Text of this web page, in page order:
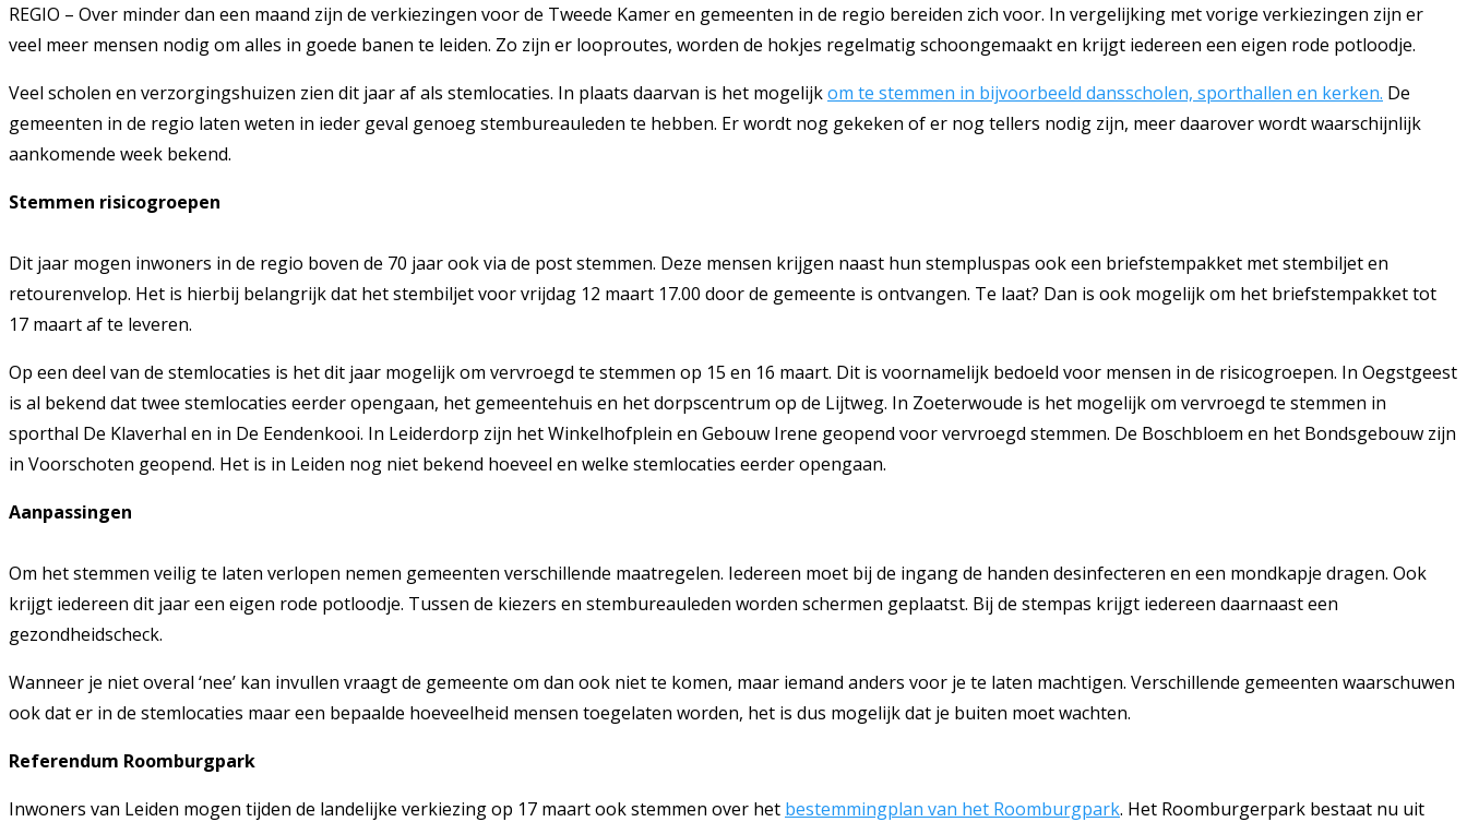
REGIO – Over minder dan een maand zijn de verkiezingen voor de Tweede Kamer en gemeenten in de regio bereiden zich voor. In vergelijking met vorige verkiezingen zijn er
veel meer mensen nodig om alles in goede banen te leiden. Zo zijn er looproutes, worden de hokjes regelmatig schoongemaakt en krijgt iedereen een eigen rode potloodje.
Veel scholen en verzorgingshuizen zien dit jaar af als stemlocaties. In plaats daarvan is het mogelijkom te stemmen in bijvoorbeeld dansscholen, sporthallen en kerken. De
gemeenten in de regio laten weten in ieder geval genoeg stembureauleden te hebben. Er wordt nog gekeken of er nog tellers nodig zijn, meer daarover wordt waarschijnlijk
aankomende week bekend.
Stemmen risicogroepen
Dit jaar mogen inwoners in de regio boven de 70 jaar ook via de post stemmen. Deze mensen krijgen naast hun stempluspas ook een briefstempakket met stembiljet en
retourenvelop. Het is hierbij belangrijk dat het stembiljet voor vrijdag 12 maart 17.00 door de gemeente is ontvangen. Te laat? Dan is ook mogelijk om het briefstempakket tot
17 maart af te leveren.
Op een deel van de stemlocaties is het dit jaar mogelijk om vervroegd te stemmen op 15 en 16 maart. Dit is voornamelijk bedoeld voor mensen in de risicogroepen. In Oegstgeest
is al bekend dat twee stemlocaties eerder opengaan, het gemeentehuis en het dorpscentrum op de Lijtweg. In Zoeterwoude is het mogelijk om vervroegd te stemmen in
sporthal De Klaverhal en in De Eendenkooi. In Leiderdorp zijn het Winkelhofplein en Gebouw Irene geopend voor vervroegd stemmen. De Boschbloem en het Bondsgebouw zijn
in Voorschoten geopend. Het is in Leiden nog niet bekend hoeveel en welke stemlocaties eerder opengaan.
Aanpassingen
Om het stemmen veilig te laten verlopen nemen gemeenten verschillende maatregelen. Iedereen moet bij de ingang de handen desinfecteren en een mondkapje dragen. Ook
krijgt iedereen dit jaar een eigen rode potloodje. Tussen de kiezers en stembureauleden worden schermen geplaatst. Bij de stempas krijgt iedereen daarnaast een
gezondheidscheck.
Wanneer je niet overal ‘nee’ kan invullen vraagt de gemeente om dan ook niet te komen, maar iemand anders voor je te laten machtigen. Verschillende gemeenten waarschuwen
ook dat er in de stemlocaties maar een bepaalde hoeveelheid mensen toegelaten worden, het is dus mogelijk dat je buiten moet wachten.
Referendum Roomburgpark
Inwoners van Leiden mogen tijden de landelijke verkiezing op 17 maart ook stemmen over het bestemmingplan van het Roomburgpark. Het Roomburgerpark bestaat nu uit